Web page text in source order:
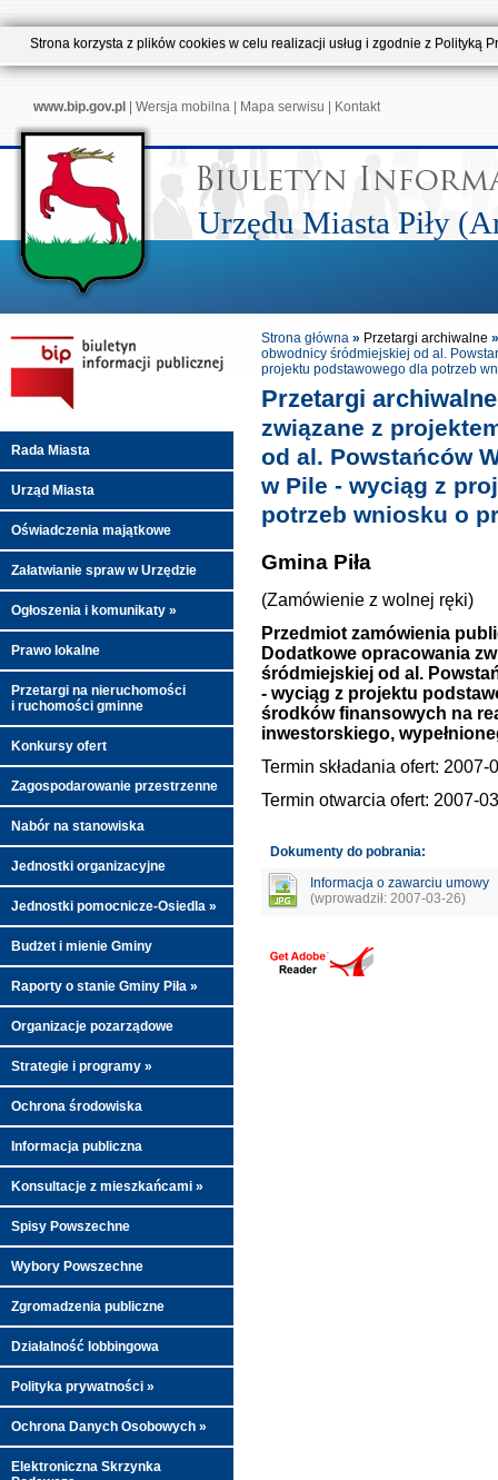
Strona korzysta z plików cookies w celu realizacji usług i zgodnie z
www.bip.gov.pl Wersja mobilna Mapa serwisu Kontakt
Urzędu Miasta Piły
Rada Miasta
Urząd Miasta
Oświadczenia majątkowe
Załatwianie spraw w Urzędzie
Ogłoszenia i komunikaty »
Prawo lokalne
Przetargi na nieruchomości
i ruchomości gminne
Konkursy ofert
Zagospodarowanie przestrzenne
Nabór na stanowiska
Jednostki organizacyjne
Jednostki pomocnicze-Osiedla »
Budżet i mienie Gminy
Raporty o stanie Gminy Piła »
Organizacje pozarządowe
Strategie i programy »
Ochrona środowiska
Informacja publiczna
Konsultacje z mieszkańcami »
Spisy Powszechne
Wybory Powszechne
Zgromadzenia publiczne
Działalność lobbingowa
Polityka prywatności »
Ochrona Danych Osobowych »
Elektroniczna Skrzynka
Strona główna » Przetargi archiwalne »
obwodnicy śródmiejskiej od al.
projektu podstawowego dla potrzeb
Przetargi
związane z
od al. Powstańców
w Pile - wyciąg z
potrzeb wniosku o
Gmina Piła
(Zamówienie z wolnej ręki)
Przedmiot zamówienia
Dodatkowe opracowania
śródmiejskiej od al.
- wyciąg z projektu
środków finansowych na
inwestorskiego,
Termin składania ofert: 2007-
Termin otwarcia ofert: 2007-
Dokumenty do pobrania:
Informacja o zawarciu umowy
(wprowadził: 2007-03-26)